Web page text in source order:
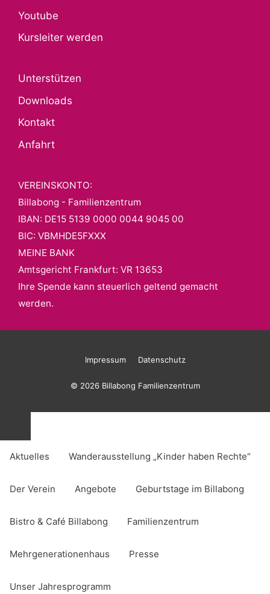
Youtube
Kursleiter werden
Unterstützen
Downloads
Kontakt
Anfahrt
VEREINSKONTO:
Billabong - Familienzentrum
IBAN: DE15 5139 0000 0044 9045 00
BIC: VBMHDE5FXXX
MEINE BANK
Amtsgericht Frankfurt: VR 13653
Ihre Spende kann steuerlich geltend gemacht
werden.
Impressum Datenschutz
© 2026 Billabong Familienzentrum
Schließen
Aktuelles Wanderausstellung „Kinder haben Rechte“
Der Verein Angebote Geburtstage im Billabong
Bistro & Café Billabong Familienzentrum
Mehrgenerationenhaus Presse
Unser Jahresprogramm